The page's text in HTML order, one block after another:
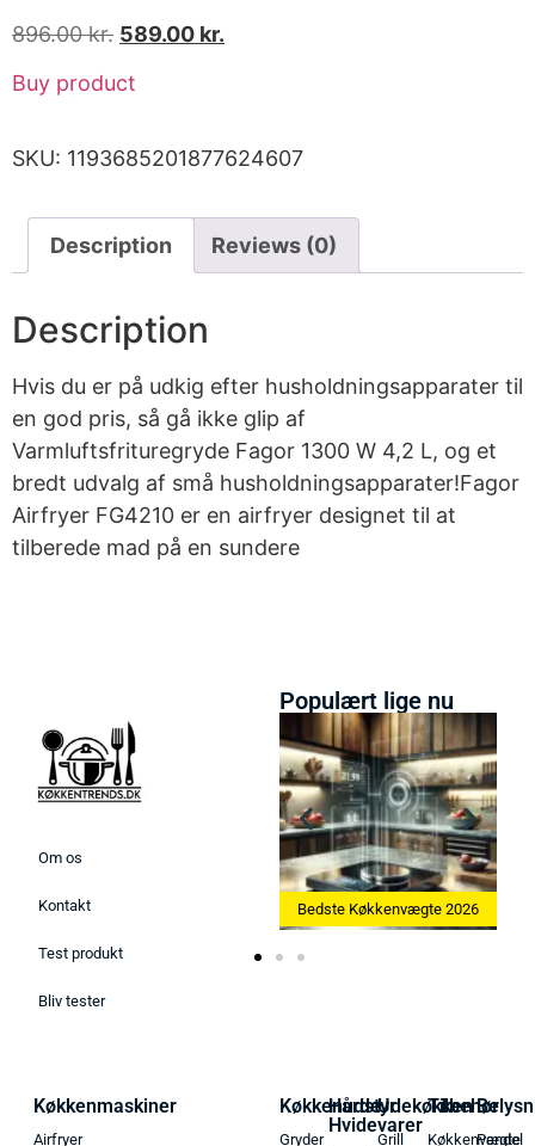
896.00kr. 589.00 kr.
Buy product
SKU: 1193685201877624607
Description Reviews (0)
Description
Hvis du er på udkig efter husholdningsapparater til
en god pris, så gå ikke glip af
Varmluftsfrituregryde Fagor 1300 W 4,2 L, og et
bredt udvalg af små husholdningsapparater!Fagor
Airfryer FG4210 er en airfryer designet til at
tilberede mad på en sundere
Om os
Kontakt
Test produkt
Bliv tester
Populært lige nu
Bedste Ismaskine 2026 Bedste Køkkenvægte 2026
Køkkenmaskiner
Airfryer
Køkkenudstyr
Gryder
Hårde
Hvidevarer
Udekøkken
Grill
Tilbehør
Køkkenvægte
Pendel